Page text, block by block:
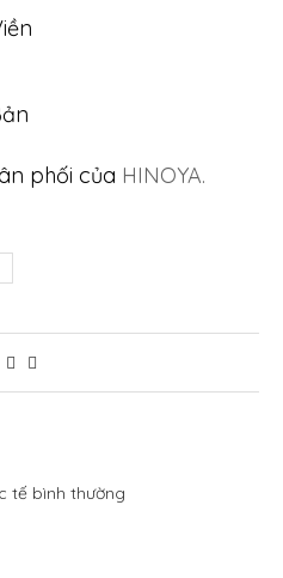
phối của HINOYA.
tế bình thường